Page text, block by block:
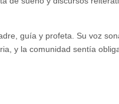
guía y profeta. Su voz
y la comunidad sentía